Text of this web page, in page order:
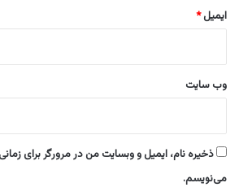
ایمیل*
وب‌ سایت
ذخیره نام، ایمیل و وبسایت من در مرورگر برای
می‌نویسم.